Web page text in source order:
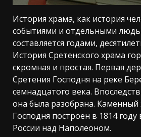
История храма, как история
событиями и отдельными
составляется годами,
История Сретенского храма
скромная и простая. Первая
Сретения Господня на реке
семнадцатого века.
она была разобрана. Каменный
Господня построен в 1814
России над Наполеоном.